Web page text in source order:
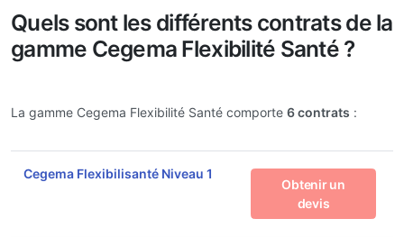
Quels sont les différents contrats de la
gamme Cegema Flexibilité Santé ?
La gamme Cegema Flexibilité Santé comporte 6 contrats :
Cegema Flexibilisanté Niveau 1
Obtenir un
devis